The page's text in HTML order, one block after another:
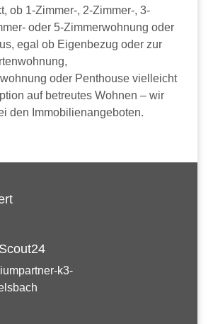
ob 1-Zimmer-, 2-Zimmer-, 3-
oder 5-Zimmerwohnung oder
egal ob Eigenbezug oder zur
oder Penthouse vielleicht
auf betreutes Wohnen – wir
den Immobilienangeboten.